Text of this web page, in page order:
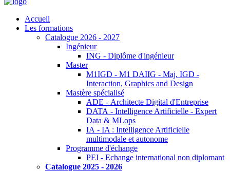
Accueil
Les formations
Catalogue 2026 - 2027
Ingénieur
ING - Diplôme d'ingénieur
Master
M1IGD - M1 DAIIG - Maj. IGD -
Interaction, Graphics and Design
Mastère spécialisé
ADE - Architecte Digital d'Entreprise
DATA - Intelligence Artificielle - Expert
Data & MLops
IA - IA : Intelligence Artificielle
multimodale et autonome
Programme d'échange
PEI - Echange international non diplomant
Catalogue 2025 - 2026